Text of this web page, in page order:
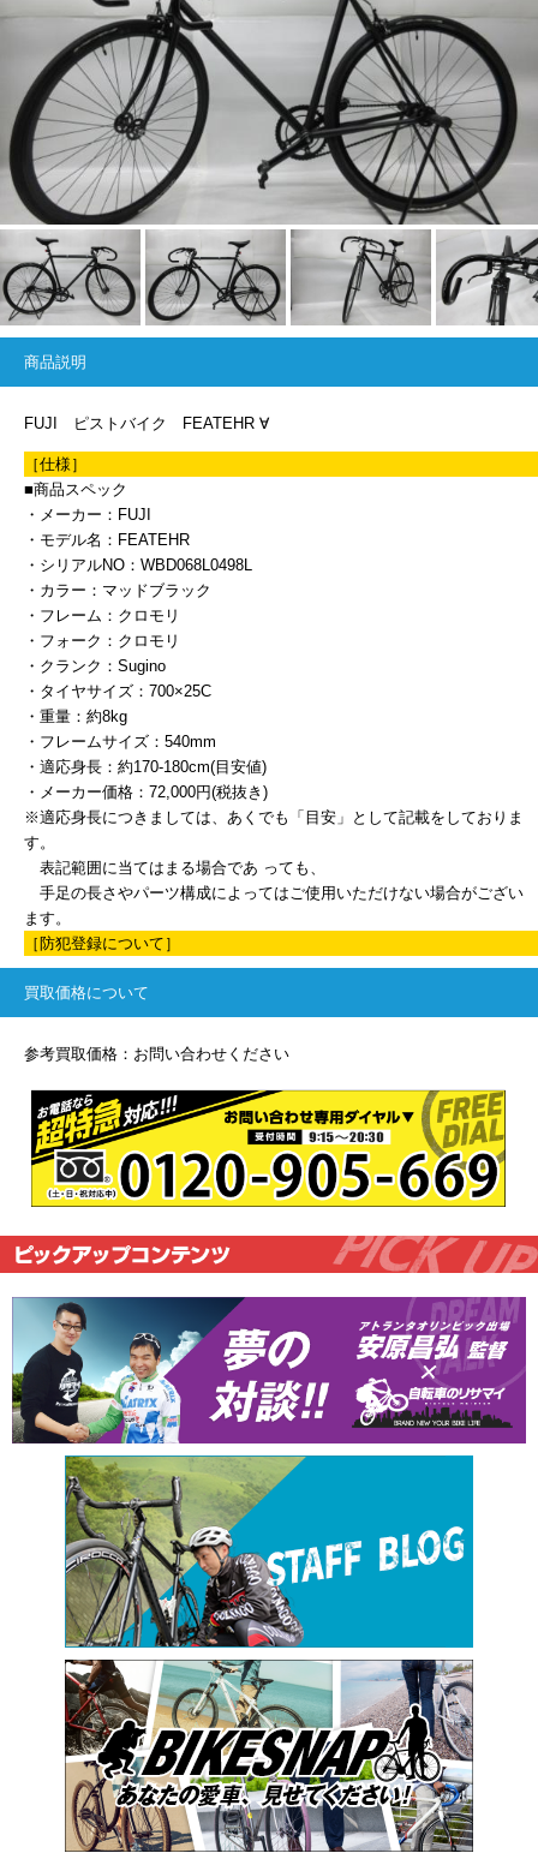
商品説明
FUJI ピストバイク FEATEHR ∀
［仕様］
■商品スペック
・メーカー：FUJI
・モデル名：FEATEHR
・シリアルNO：WBD068L0498L
・カラー：マッドブラック
・フレーム：クロモリ
・フォーク：クロモリ
・クランク：Sugino
・タイヤサイズ：700×25C
・重量：約8kg
・フレームサイズ：540mm
・適応身長：約170-180cm(目安値)
・メーカー価格：72,000円(税抜き)
※適応身長につきましては、あくでも「目安」として記載をしておりま
す。
表記範囲に当てはまる場合であ っても、
手足の長さやパーツ構成によってはご使用いただけない場合がござい
ます。
［防犯登録について］
買取価格について
参考買取価格：お問い合わせください